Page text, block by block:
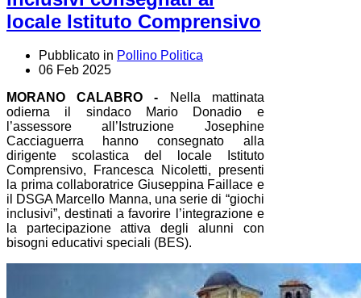
locale Istituto Comprensivo
Pubblicato in Pollino Politica
06 Feb 2025
MORANO CALABRO - Nella mattinata
odierna il sindaco Mario Donadio e
l’assessore all’Istruzione Josephine
Cacciaguerra hanno consegnato alla
dirigente scolastica del locale Istituto
Comprensivo, Francesca Nicoletti, presenti
la prima collaboratrice Giuseppina Faillace e
il DSGA Marcello Manna, una serie di “giochi
inclusivi”, destinati a favorire l’integrazione e
la partecipazione attiva degli alunni con
bisogni educativi speciali (BES).